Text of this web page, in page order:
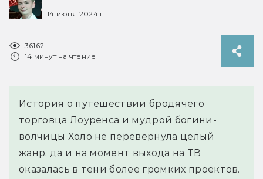
14 июня 2024 г.
36162
14 минут на чтение
История о путешествии бродячего
торговца Лоуренса и мудрой богини-
волчицы Холо не перевернула целый
жанр, да и на момент выхода на ТВ
оказалась в тени более громких проектов.